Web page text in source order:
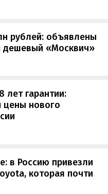
рублей: объявлены
дешевый «Москвич»
лет гарантии:
цены нового
в Россию привезли
которая почти